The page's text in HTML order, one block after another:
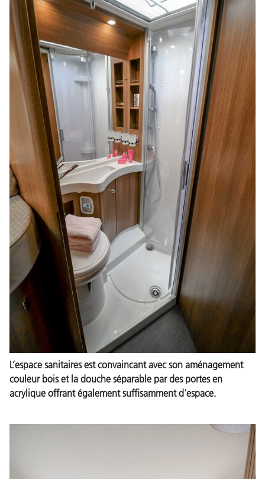
L’espace sanitaires est convaincant avec son aménagement
couleur bois et la douche séparable par des portes en
acrylique offrant également suffisamment d’espace.